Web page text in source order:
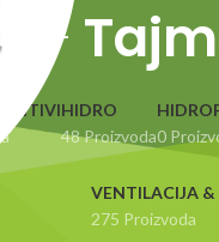
HIDRO
48 Proizvoda0
VENTILACIJA &
275 Proizvoda